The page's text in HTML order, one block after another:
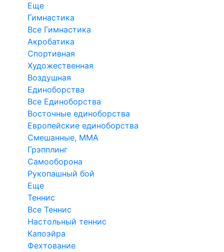
Еще
Гимнастика
Все Гимнастика
Акробатика
Спортивная
Художественная
Воздушная
Единоборства
Все Единоборства
Восточные единоборства
Европейские единоборства
Смешанные, ММА
Грэпплинг
Самооборона
Рукопашный бой
Еще
Теннис
Все Теннис
Настольный теннис
Капоэйра
Фехтование